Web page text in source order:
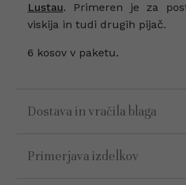
Lustau. Primeren je za
viskija in tudi drugih pijač.
6 kosov v paketu.
Dostava in vračila blaga
Primerjava izdelkov